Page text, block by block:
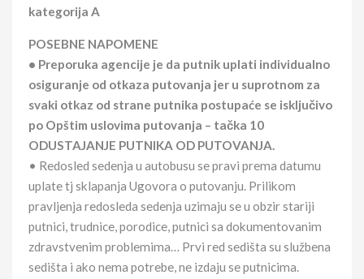
kategorija A
POSEBNE NAPOMENE
• Preporuka agencije je da putnik uplati individualno
osiguranje od otkaza putovanja jer u suprotnom za
svaki otkaz od strane putnika postupaće se isključivo
po Opštim uslovima putovanja – tačka 10
ODUSTAJANJE PUTNIKA OD PUTOVANJA.
• Redosled sedenja u autobusu se pravi prema datumu
uplate tj sklapanja Ugovora o putovanju. Prilikom
pravljenja redosleda sedenja uzimaju se u obzir stariji
putnici, trudnice, porodice, putnici sa dokumentovanim
zdravstvenim problemima… Prvi red sedišta su službena
sedišta i ako nema potrebe, ne izdaju se putnicima.